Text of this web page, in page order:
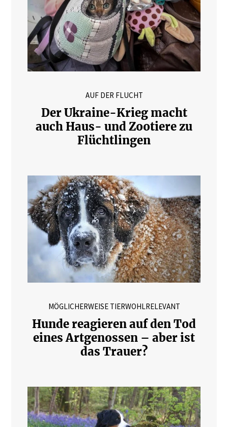
AUF DER FLUCHT
Der Ukraine-Krieg macht
auch Haus- und Zootiere zu
Flüchtlingen
MÖGLICHERWEISE TIERWOHLRELEVANT
Hunde reagieren auf den Tod
eines Artgenossen – aber ist
das Trauer?